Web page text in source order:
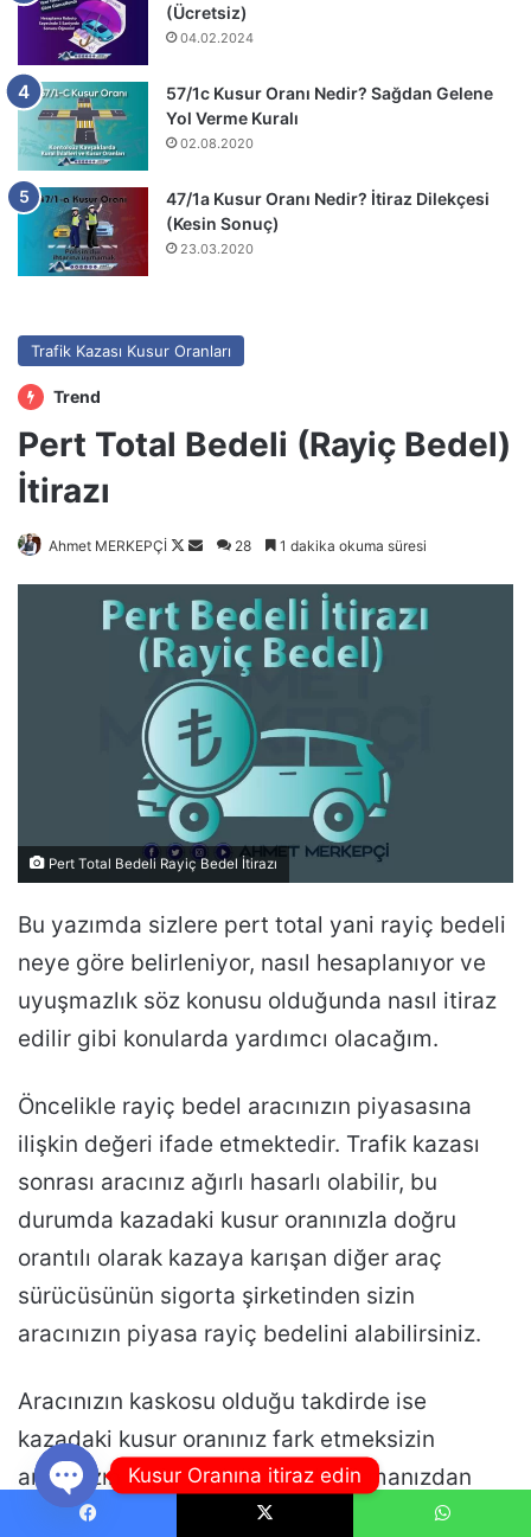
(Ücretsiz)
04.02.2024
57/1c Kusur Oranı Nedir? Sağdan Gelene
Yol Verme Kuralı
02.08.2020
47/1a Kusur Oranı Nedir? İtiraz Dilekçesi
(Kesin Sonuç)
23.03.2020
Kusur Oranına itiraz edin
Open